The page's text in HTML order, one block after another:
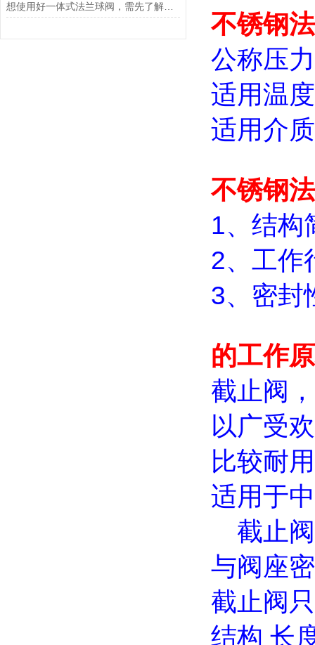
想使用好一体式法兰球阀，需先了解它的优点
不锈钢
公称压
适用温
适用介
不锈钢
1、结构
2、工作
3、密封
的工作
截止阀
以广受
比较耐
适用于
截止阀
与阀座
截止阀
结构 长